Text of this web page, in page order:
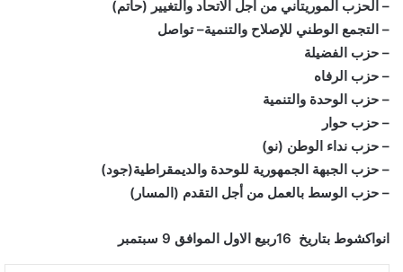
– الحزب الموريتاني من اجل الاتحاد والتغيير (حاتم)
– التجمع الوطني للإصلاح والتنمية– تواصل
– حزب الفضيلة
– حزب الرفاه
– حزب الوحدة والتنمية
– حزب حوار
– حزب نداء الوطن (نو)
– حزب الجبهة الجمهورية للوحدة والديمقراطية(جود)
– حزب الوسط بالعمل من أجل التقدم (المسار)
انواكشوط بتاريخ 16ربيع الاول الموافق 9 سبتمبر